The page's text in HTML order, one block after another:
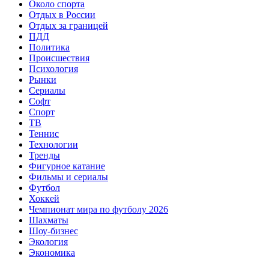
Около спорта
Отдых в России
Отдых за границей
ПДД
Политика
Происшествия
Психология
Рынки
Сериалы
Софт
Спорт
ТВ
Теннис
Технологии
Тренды
Фигурное катание
Фильмы и сериалы
Футбол
Хоккей
Чемпионат мира по футболу 2026
Шахматы
Шоу-бизнес
Экология
Экономика